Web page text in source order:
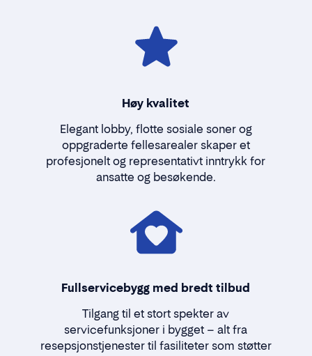
Høy kvalitet
Elegant lobby, flotte sosiale soner og
oppgraderte fellesarealer skaper et
profesjonelt og representativt inntrykk for
ansatte og besøkende.
Fullservicebygg med bredt tilbud
Tilgang til et stort spekter av
servicefunksjoner i bygget – alt fra
resepsjonstjenester til fasiliteter som støtter